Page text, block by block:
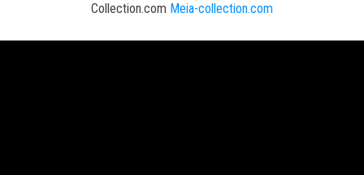
Collection.com Meia-collection.com